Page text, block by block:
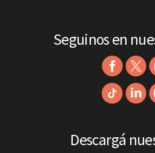
Seguinos en
Descargá